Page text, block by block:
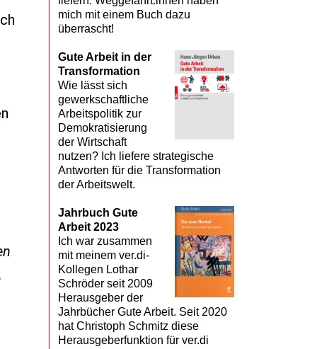
mich mit einem Buch dazu
überrascht!
Gute Arbeit in der
Transformation
Wie lässt sich
gewerkschaftliche
Arbeitspolitik zur
Demokratisierung
der Wirtschaft
nutzen? Ich liefere strategische
Antworten für die Transformation
der Arbeitswelt.
Jahrbuch Gute
Arbeit 2023
Ich war zusammen
mit meinem ver.di-
Kollegen Lothar
Schröder seit 2009
Herausgeber der
Jahrbücher Gute Arbeit. Seit 2020
hat Christoph Schmitz diese
Herausgeberfunktion für ver.di